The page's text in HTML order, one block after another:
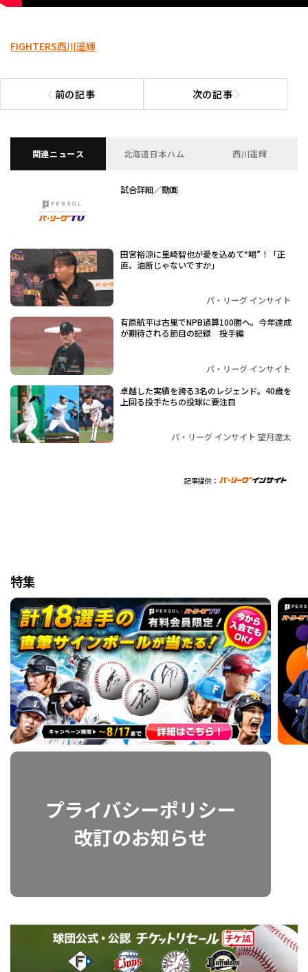
FIGHTERS西川遥輝
前の記事
前の記事へ 次の記事次の記事へ
関連ニュース 北海道日本ハム 西川遥輝
試合詳細／動画
田宮裕涼に里崎智也が愛を込めて“喝”！「正
直、油断じゃないですか」
パ・リーグ インサイト
有原航平は古巣でNPB通算100勝へ。今年達成
が期待される節目の記録 投手編
パ・リーグ インサイト
卓越した実績を誇る3名のレジェンド。40歳を
上回る投手たちの投球に要注目
パ・リーグ インサイト 望月遼太
記事提供：
特集